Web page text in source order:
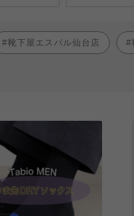
靴下屋エスパル仙台店